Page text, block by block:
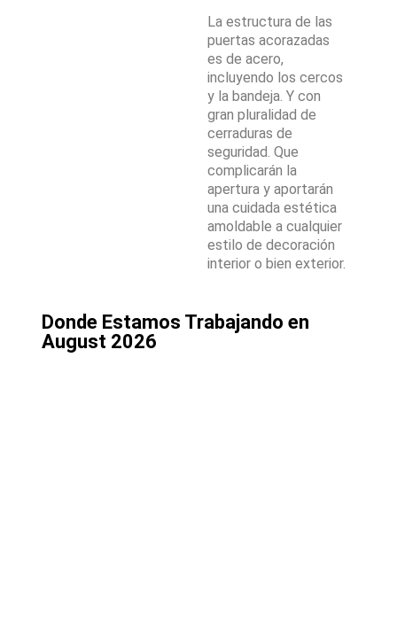
La estructura de las
puertas acorazadas
es de acero,
incluyendo los cercos
y la bandeja. Y con
gran pluralidad de
cerraduras de
seguridad. Que
complicarán la
apertura y aportarán
una cuidada estética
amoldable a cualquier
estilo de decoración
interior o bien exterior.
Donde Estamos Trabajando en
August 2026